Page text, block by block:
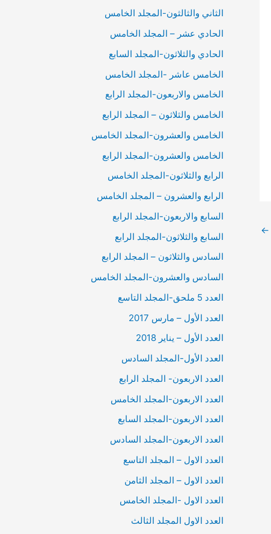
←
الثاني والثالثون-المجلد الخامس
الحادي عشر – المجلد الخامس
الحادي والثلاثون-المجلد السابع
الخامس عاشر -المجلد الخامس
الخامس والاربعون-المجلد الرابع
الخامس والثلاثون – المجلد الرابع
الخامس والعشرون-المجلد الخامس
الخامس والعشرون-المجلد الرابع
الرابع والثلاثون-المجلد الخامس
الرابع والعشرون – المجلد الخامس
السابع والاربعون-المجلد الرابع
السابع والثلاثون-المجلد الرابع
السادس والثلاثون – المجلد الرابع
السادس والعشرون-المجلد الخامس
العدد 5 ملحق-المجلد التاسع
العدد الأول – مارس 2017
العدد الأول – يناير 2018
العدد الأول-المجلد السادس
العدد الاربعون- المجلد الرابع
العدد الاربعون-المجلد الخامس
العدد الاربعون-المجلد السابع
العدد الاربعون-المجلد السادس
العدد الاول – المجلد التاسع
العدد الاول – المجلد الثامن
العدد الاول -المجلد الخامس
العدد الاول المجلد الثالث